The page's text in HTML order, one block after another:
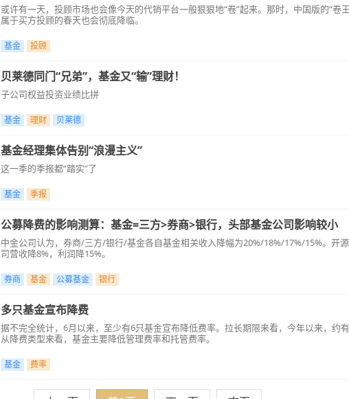
或许有一天，投顾市场也会像今天的代销平台一般狠狠地“卷”起来。那时，中国版的“卷
属于买方投顾的春天也会彻底降临。
基金 投顾
贝莱德同门“兄弟”，基金又“输”理财！
子公司权益投资业绩比拼
基金 理财 贝莱德
基金经理集体告别“浪漫主义”
这一季的季报都“踏实”了
基金 季报
公募降费的影响测算：基金=三方>券商>银行，头部基金公司影响较小
中金公司认为，券商/三方/银行/基金各自基金相关收入降幅为20%/18%/17%/15%。开
司营收降8%，利润降15%。
券商 基金 公募基金 银行
多只基金宣布降费
据不完全统计，6月以来，至少有6只基金宣布降低费率。拉长期限来看，今年以来，约
从降费类型来看，基金主要降低管理费率和托管费率。
基金 费率